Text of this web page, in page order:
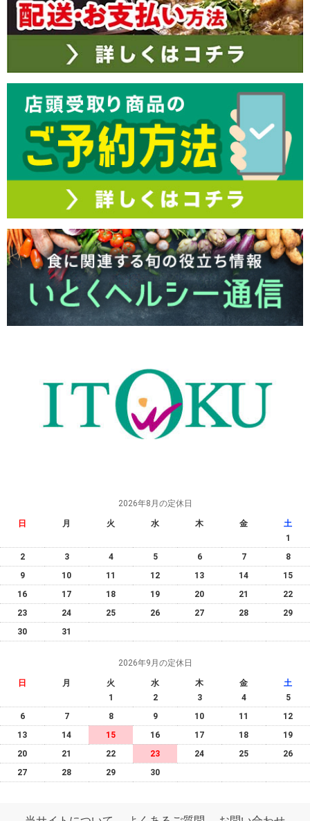
2026年8月の定休日
日 月 火 水 木 金
土
1
2
3 4 5 6 7
8
9
10 11 12 13 14
15
16
17 18 19 20 21
22
23
24 25 26 27 28
29
30
31
2026年9月の定休日
日 月 火 水 木 金
土
1
2 3 4
5
6
7 8 9 10 11
12
13
14 15 16 17 18
19
20
21 22 23 24 25
26
27
28 29 30